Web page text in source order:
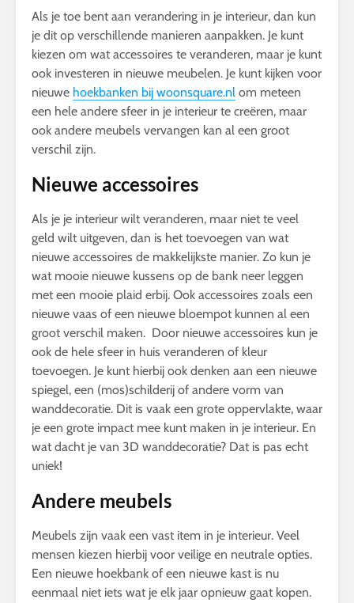
Als je toe bent aan verandering in je interieur, dan kun
je dit op verschillende manieren aanpakken. Je kunt
kiezen om wat accessoires te veranderen, maar je kunt
ook investeren in nieuwe meubelen. Je kunt kijken voor
nieuwe hoekbanken bij woonsquare.nl om meteen
een hele andere sfeer in je interieur te creëren, maar
ook andere meubels vervangen kan al een groot
verschil zijn.
Nieuwe accessoires
Als je je interieur wilt veranderen, maar niet te veel
geld wilt uitgeven, dan is het toevoegen van wat
nieuwe accessoires de makkelijkste manier. Zo kun je
wat mooie nieuwe kussens op de bank neer leggen
met een mooie plaid erbij. Ook accessoires zoals een
nieuwe vaas of een nieuwe bloempot kunnen al een
groot verschil maken. Door nieuwe accessoires kun je
ook de hele sfeer in huis veranderen of kleur
toevoegen. Je kunt hierbij ook denken aan een nieuwe
spiegel, een (mos)schilderij of andere vorm van
wanddecoratie. Dit is vaak een grote oppervlakte, waar
je een grote impact mee kunt maken in je interieur. En
wat dacht je van 3D wanddecoratie? Dat is pas echt
uniek!
Andere meubels
Meubels zijn vaak een vast item in je interieur. Veel
mensen kiezen hierbij voor veilige en neutrale opties.
Een nieuwe hoekbank of een nieuwe kast is nu
eenmaal niet iets wat je elk jaar opnieuw gaat kopen.